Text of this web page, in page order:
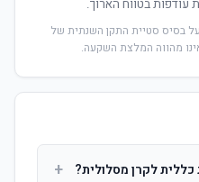
עודפות בטווח הארוך.
בסיס סטיית התקן השנתית של
מהווה המלצת השקעה.
לקרן מסלולית? +